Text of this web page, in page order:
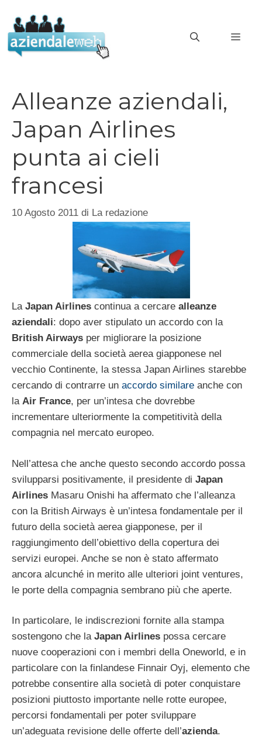
contenuto
Alleanze aziendali,
Japan Airlines
punta ai cieli
francesi
10 Agosto 2011 di La redazione
La Japan Airlines continua a cercare alleanze
aziendali: dopo aver stipulato un accordo con la
British Airways per migliorare la posizione
commerciale della società aerea giapponese nel
vecchio Continente, la stessa Japan Airlines starebbe
cercando di contrarre un accordo similare anche con
la Air France, per un’intesa che dovrebbe
incrementare ulteriormente la competitività della
compagnia nel mercato europeo.
Nell’attesa che anche questo secondo accordo possa
svilupparsi positivamente, il presidente di Japan
Airlines Masaru Onishi ha affermato che l’alleanza
con la British Airways è un’intesa fondamentale per il
futuro della società aerea giapponese, per il
raggiungimento dell’obiettivo della copertura dei
servizi europei. Anche se non è stato affermato
ancora alcunché in merito alle ulteriori joint ventures,
le porte della compagnia sembrano più che aperte.
In particolare, le indiscrezioni fornite alla stampa
sostengono che la Japan Airlines possa cercare
nuove cooperazioni con i membri della Oneworld, e in
particolare con la finlandese Finnair Oyj, elemento che
potrebbe consentire alla società di poter conquistare
posizioni piuttosto importante nelle rotte europee,
percorsi fondamentali per poter sviluppare
un’adeguata revisione delle offerte dell’azienda.